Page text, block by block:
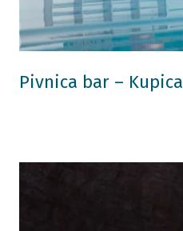
Pivnica bar – Kupica